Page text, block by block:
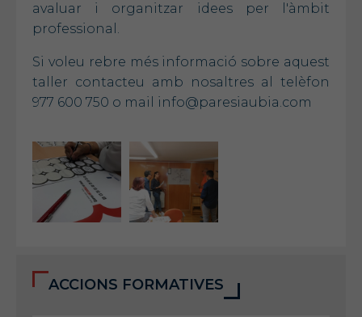
avaluar i organitzar idees per l'àmbit
professional.
Si voleu rebre més informació sobre aquest
taller contacteu amb nosaltres al telèfon
977 600 750 o mail info@paresiaubia.com
ACCIONS FORMATIVES